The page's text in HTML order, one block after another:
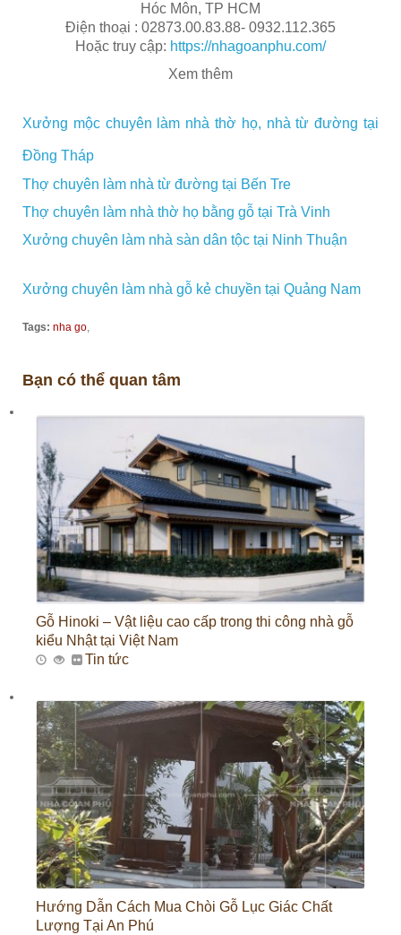
Hóc Môn, TP HCM
Điện thoại : 02873.00.83.88- 0932.112.365
Hoặc truy cập: https://nhagoanphu.com/
Xem thêm
Xưởng mộc chuyên làm nhà thờ họ, nhà từ đường tại
Đồng Tháp
Thợ chuyên làm nhà từ đường tại Bến Tre
Thợ chuyên làm nhà thờ họ bằng gỗ tại Trà Vinh
Xưởng chuyên làm nhà sàn dân tộc tại Ninh Thuận
Xưởng chuyên làm nhà gỗ kẻ chuyền tại Quảng Nam
Tags: nha go,
Bạn có thể quan tâm
Gỗ Hinoki – Vật liệu cao cấp trong thi công nhà gỗ
kiểu Nhật tại Việt Nam
Tin tức
Hướng Dẫn Cách Mua Chòi Gỗ Lục Giác Chất
Lượng Tại An Phú